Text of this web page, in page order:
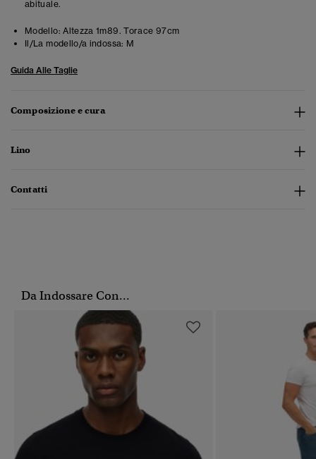
abituale.
Modello: Altezza 1m89. Torace 97cm
Il/La modello/a indossa: M
Guida Alle Taglie
Composizione e cura
Lino
Contatti
Da Indossare Con...